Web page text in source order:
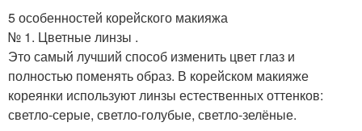
5 особенностей корейского макияжа
№ 1. Цветные линзы .
Это самый лучший способ изменить цвет глаз и
полностью поменять образ. В корейском макияже
кореянки используют линзы естественных оттенков:
светло-серые, светло-голубые, светло-зелёные.